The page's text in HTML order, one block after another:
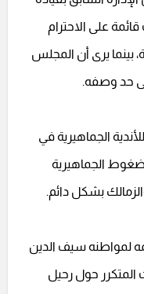
على الاحترام
بينما يرى أن المجلس
حد وصفه.
الجماهيرية في
الجماهيرية
بشكل دائم.
لمواطنه سيف الدين
المتكرر حول رحيل